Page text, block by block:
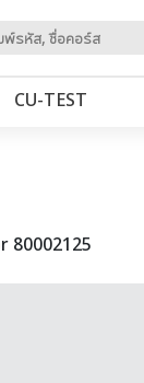
CU‑TEST
80002125